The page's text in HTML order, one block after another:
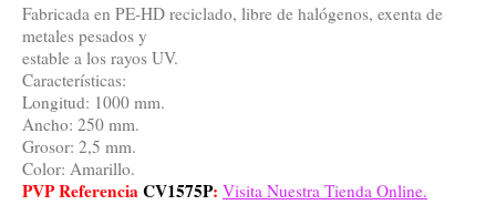
Fabricada en PE-HD reciclado, libre de halógenos, exenta de
metales pesados y
estable a los rayos UV.
Características:
Longitud: 1000 mm.
Ancho: 250 mm.
Grosor: 2,5 mm.
Color: Amarillo.
PVP ReferenciaCV1575P: Visita Nuestra Tienda Online.